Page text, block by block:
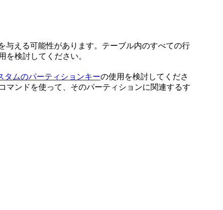
与える可能性があります。テーブル内のすべての行
を検討してください。
タムのパーティションキーの使用を検討してくださ
コマンドを使って、そのパーティションに関連するす